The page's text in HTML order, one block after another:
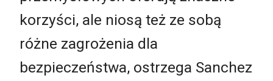
korzyści, ale niosą też ze sobą
różne zagrożenia dla
bezpieczeństwa, ostrzega Sanchez